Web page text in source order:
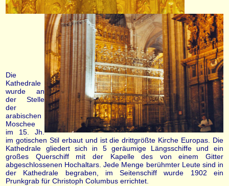
Die
Kathedrale
wurde an
der Stelle
der
arabischen
Moschee
im 15. Jh.
im gotischen Stil erbaut und ist die drittgrößte Kirche Europas. Die
Kathedrale gliedert sich in 5 geräumige Längsschiffe und ein
großes Querschiff mit der Kapelle des von einem Gitter
abgeschlossenen Hochaltars. Jede Menge berühmter Leute sind in
der Kathedrale begraben, im Seitenschiff wurde 1902 ein
Prunkgrab für Christoph Columbus errichtet.